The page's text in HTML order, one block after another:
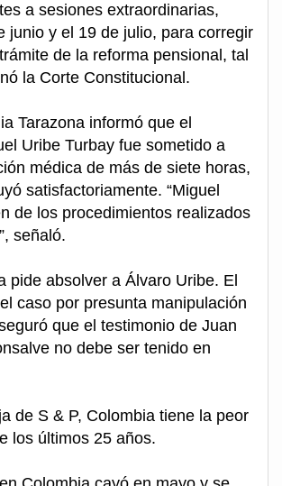
a sesiones extraordinarias,
junio y el 19 de julio, para corregir
de la reforma pensional, tal
la Corte Constitucional.
Tarazona informó que el
Uribe Turbay fue sometido a
médica de más de siete horas,
satisfactoriamente. “Miguel
de los procedimientos realizados
señaló.
pide absolver a Álvaro Uribe. El
caso por presunta manipulación
que el testimonio de Juan
no debe ser tenido en
de S & P, Colombia tiene la peor
los últimos 25 años.